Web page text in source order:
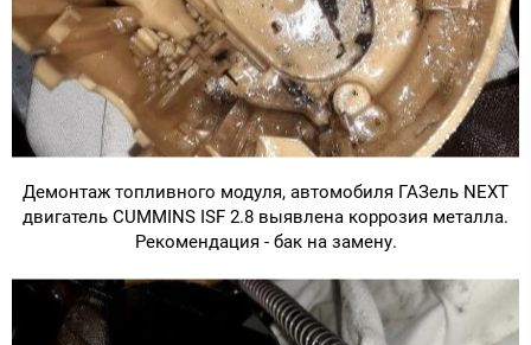
Демонтаж топливного модуля, автомобиля ГАЗель NEXT
двигатель CUMMINS ISF 2.8 выявлена коррозия металла.
Рекомендация - бак на замену.